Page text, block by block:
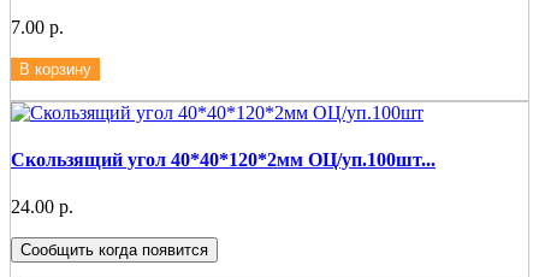
7.00 р.
В корзину
Скользящий угол 40*40*120*2мм ОЦ/уп.100шт...
24.00 р.
Сообщить когда появится